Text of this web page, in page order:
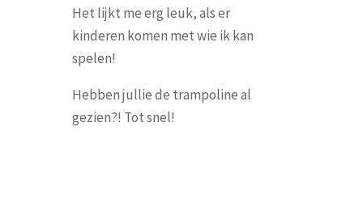
Het lijkt me erg leuk, als er
kinderen komen met wie ik kan
spelen!
Hebben jullie de trampoline al
gezien?! Tot snel!